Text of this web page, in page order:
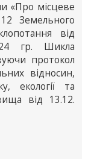
«Про місцеве
Земельного
від
гр. Шикла
протокол
відносин,
екології та
від 13.12.